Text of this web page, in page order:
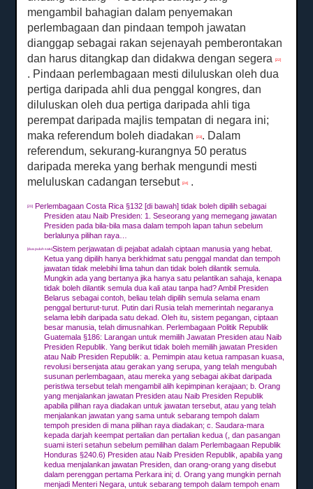
mengambil bahagian dalam penyemakan
perlembagaan dan pindaan tempoh jawatan
dianggap sebagai rakan sejenayah pemberontakan
dan harus ditangkap dan didakwa dengan segera[22]
. Pindaan perlembagaan mesti diluluskan oleh dua
pertiga daripada ahli dua penggal kongres, dan
diluluskan oleh dua pertiga daripada ahli tiga
perempat daripada majlis tempatan di negara ini;
maka referendum boleh diadakan[23] . Dalam
referendum, sekurang-kurangnya 50 peratus
daripada mereka yang berhak mengundi mesti
meluluskan cadangan tersebut[24] .
[20]
Perlembagaan Costa Rica §132 [di bawah] tidak boleh dipilih sebagai
Presiden atau Naib Presiden: 1. Seseorang yang memegang jawatan
Presiden pada bila-bila masa dalam tempoh lapan tahun sebelum
berlalunya pilihan raya…
[dua puluh satu] Sistem perjawatan di pejabat adalah ciptaan manusia yang hebat.
Ketua yang dipilih hanya berkhidmat satu penggal mandat dan tempoh
jawatan tidak melebihi lima tahun dan tidak boleh dilantik semula.
Mungkin ada yang bertanya jika hanya satu pelantikan sahaja, kenapa
tidak boleh dilantik semula dua kali atau tanpa had?Ambil Presiden
Belarus sebagai contoh, beliau telah dipilih semula selama enam
penggal berturut-turut.Putin dari Rusia telah memerintah negaranya
selama lebih daripada satu dekad.Oleh itu, sistem pegangan, ciptaan
besar manusia, telah dimusnahkan.Perlembagaan Politik Republik
Guatemala §186: Larangan untuk memilih Jawatan Presiden atau Naib
Presiden Republik.Yang berikut tidak boleh memilih jawatan Presiden
atau Naib Presiden Republik: a.Pemimpin atau ketua rampasan kuasa,
revolusi bersenjata atau gerakan yang serupa, yang telah mengubah
susunan perlembagaan, atau mereka yang sebagai akibat daripada
peristiwa tersebut telah mengambil alih kepimpinan kerajaan;b.Orang
yang menjalankan jawatan Presiden atau Naib Presiden Republik
apabila pilihan raya diadakan untuk jawatan tersebut, atau yang telah
menjalankan jawatan yang sama untuk sebarang tempoh dalam
tempoh presiden di mana pilihan raya diadakan;c.Saudara-mara
kepada darjah keempat pertalian dan pertalian kedua (, dan pasangan
suami isteri setahun sebelum pemilihan dalam Perlembagaan Republik
Honduras §240.6) Presiden atau Naib Presiden Republik, apabila yang
kedua menjalankan jawatan Presiden, dan orang-orang yang disebut
dalam perenggan pertama Perkara ini;d.Orang yang mungkin pernah
menjadi Menteri Negara,untuk sebarang tempoh dalam tempoh enam